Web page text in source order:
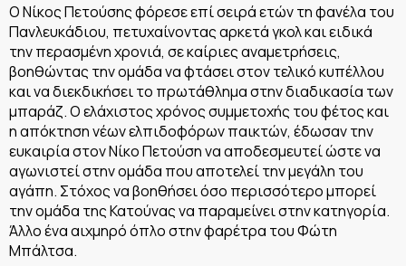
Ο Νίκος Πετούσης φόρεσε επί σειρά ετών τη φανέλα του
Πανλευκάδιου, πετυχαίνοντας αρκετά γκολ και ειδικά
την περασμένη χρονιά, σε καίριες αναμετρήσεις,
βοηθώντας την ομάδα να φτάσει στον τελικό κυπέλλου
και να διεκδικήσει το πρωτάθλημα στην διαδικασία των
μπαράζ. Ο ελάχιστος χρόνος συμμετοχής του φέτος και
η απόκτηση νέων ελπιδοφόρων παικτών, έδωσαν την
ευκαιρία στον Νίκο Πετούση να αποδεσμευτεί ώστε να
αγωνιστεί στην ομάδα που αποτελεί την μεγάλη του
αγάπη. Στόχος να βοηθήσει όσο περισσότερο μπορεί
την ομάδα της Κατούνας να παραμείνει στην κατηγορία.
Άλλο ένα αιχμηρό όπλο στην φαρέτρα του Φώτη
Μπάλτσα.